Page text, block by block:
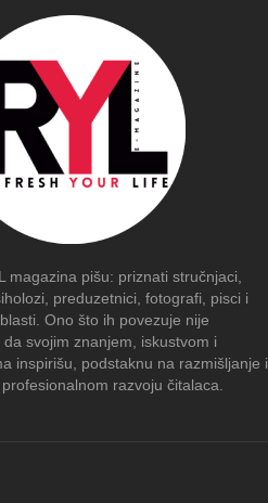
magazina pišu: priznati stručnjaci,
preduzetnici, fotografi, pisci i
Ono što ih povezuje nije
svojim znanjem, iskustvom i
inspirišu, podstaknu na razmišljanje i
razvoju čitalaca.